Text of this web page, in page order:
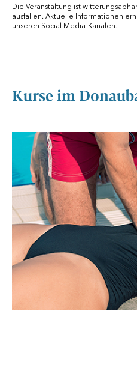
Die Veranstaltung ist
ausfallen. Aktuelle Informationen
unseren Social Media-Kanälen.
Kurse im